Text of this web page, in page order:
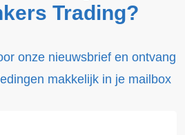
Trading?
onze nieuwsbrief en ontvang
makkelijk in je mailbox